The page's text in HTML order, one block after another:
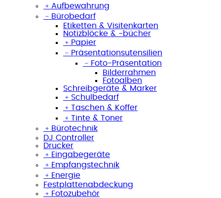
﹢ Aufbewahrung
﹣ Bürobedarf
Etiketten & Visitenkarten
Notizblöcke & -bücher
﹢ Papier
﹣ Präsentationsutensilien
﹣ Foto-Präsentation
Bilderrahmen
Fotoalben
Schreibgeräte & Marker
﹢ Schulbedarf
﹢ Taschen & Koffer
﹢ Tinte & Toner
﹢ Bürotechnik
DJ Controller
Drucker
﹢ Eingabegeräte
﹢ Empfangstechnik
﹢ Energie
Festplattenabdeckung
﹢ Fotozubehör